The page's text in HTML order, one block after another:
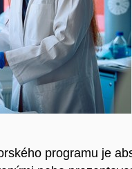
programu je